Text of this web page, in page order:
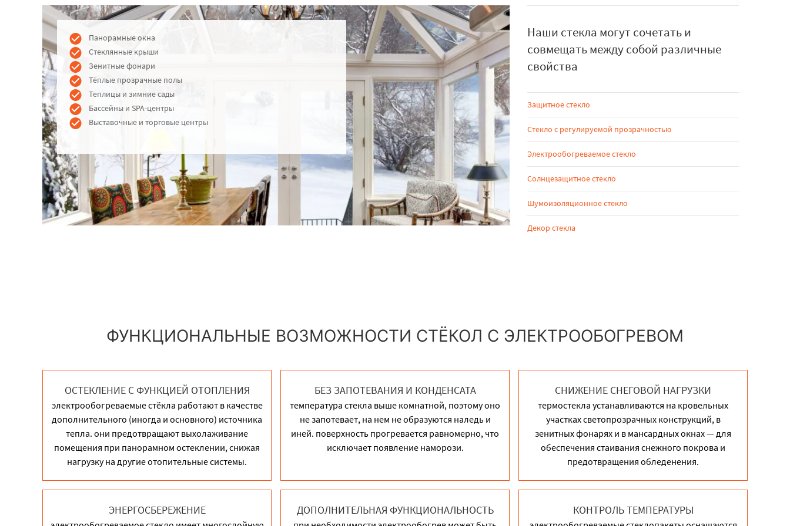
Панорамные окна
Стеклянные крыши
Зенитные фонари
Тёплые прозрачные полы
Теплицы и зимние сады
Бассейны и SPA-центры
Выставочные и торговые центры
Наши стекла могут сочетать и
совмещать между собой различные
свойства
Защитное стекло
Стекло с регулируемой прозрачностью
Электрообогреваемое стекло
Солнцезащитное стекло
Шумоизоляционное стекло
Декор стекла
ФУНКЦИОНАЛЬНЫЕ ВОЗМОЖНОСТИ СТЁКОЛ С ЭЛЕКТРООБОГРЕВОМ
ОСТЕКЛЕНИЕ С ФУНКЦИЕЙ ОТОПЛЕНИЯ
электрообогреваемые стёкла работают в качестве
дополнительного (иногда и основного) источника
тепла. они предотвращают выхолаживание
помещения при панорамном остеклении, снижая
нагрузку на другие отопительные системы.
БЕЗ ЗАПОТЕВАНИЯ И КОНДЕНСАТА
температура стекла выше комнатной, поэтому оно
не запотевает, на нем не образуются наледь и
иней. поверхность прогревается равномерно, что
исключает появление наморози.
СНИЖЕНИЕ СНЕГОВОЙ НАГРУЗКИ
термостекла устанавливаются на кровельных
участках светопрозрачных конструкций, в
зенитных фонарях и в мансардных окнах — для
обеспечения стаивания снежного покрова и
предотвращения обледенения.
ЭНЕРГОСБЕРЕЖЕНИЕ ДОПОЛНИТЕЛЬНАЯ ФУНКЦИОНАЛЬНОСТЬ КОНТРОЛЬ ТЕМПЕРАТУРЫ